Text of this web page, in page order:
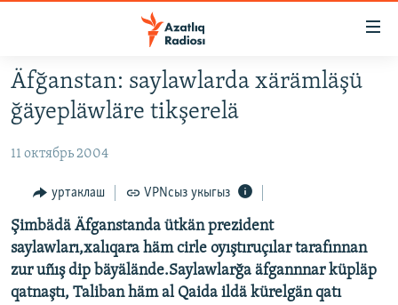
төп
эчтәлек
төп
эзләү
ЯҢАЛЫКЛАР
БАШКОРТСТАН
ТАТАРСТАН
КЫРЫМ
ТАТАР-БАШКОРТ ДӨНЬЯСЫ
СУГЫШ
БЕЗНЕ ТОМАЛАДЫЛАР
Äfğanstan: saylawlarda xärämläşü
ğäyepläwläre tikşerelä
11 октябрь 2004
уртаклаш VPNсыз укыгыз
Şimbädä Äfganstanda ütkän prezident
saylawları,xalıqara häm cirle oyıştıruçılar tarafınnan
zur uñış dip bäyälände.Saylawlarğa äfgannnar küpläp
qatnaştı, Taliban häm al Qaida ildä kürelgän qatı